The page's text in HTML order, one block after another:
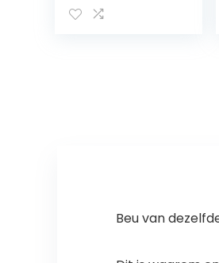
Video Projector
Beu van